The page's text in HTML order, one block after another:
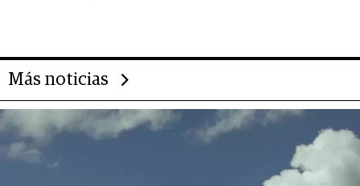
Más noticias